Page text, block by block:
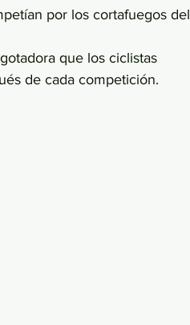
por los cortafuegos del
que los ciclistas
de cada competición.